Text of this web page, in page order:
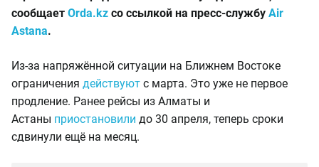
сообщает Orda.kz со ссылкой на пресс-службу Air
Astana.
Из-за напряжённой ситуации на Ближнем Востоке
ограничения действуют с марта. Это уже не первое
продление. Ранее рейсы из Алматы и
Астаны приостановили до 30 апреля, теперь сроки
сдвинули ещё на месяц.